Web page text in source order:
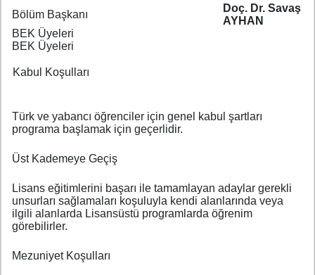
Bölüm Başkanı
Doç. Dr. Savaş
AYHAN
BEK Üyeleri
BEK Üyeleri
Kabul Koşulları
Türk ve yabancı öğrenciler için genel kabul şartları
programa başlamak için geçerlidir.
Üst Kademeye Geçiş
Lisans eğitimlerini başarı ile tamamlayan adaylar gerekli
unsurları sağlamaları koşuluyla kendi alanlarında veya
ilgili alanlarda Lisansüstü programlarda öğrenim
görebilirler.
Mezuniyet Koşulları